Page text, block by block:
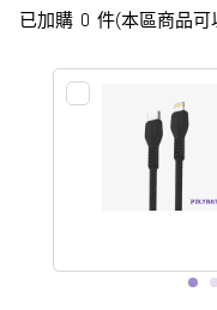
已加購 0 件(本區商品可